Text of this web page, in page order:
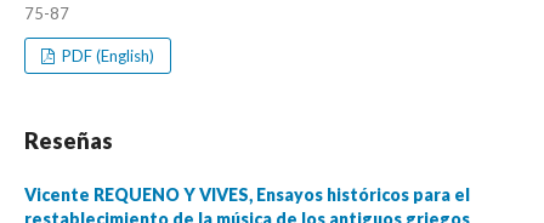
75-87
PDF (English)
Reseñas
Vicente REQUENO Y VIVES, Ensayos históricos para el
restablecimiento de la música de los antiguos griegos